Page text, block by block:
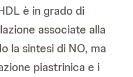
è in grado di
associate alla
la sintesi di NO, ma
piastrinica e i